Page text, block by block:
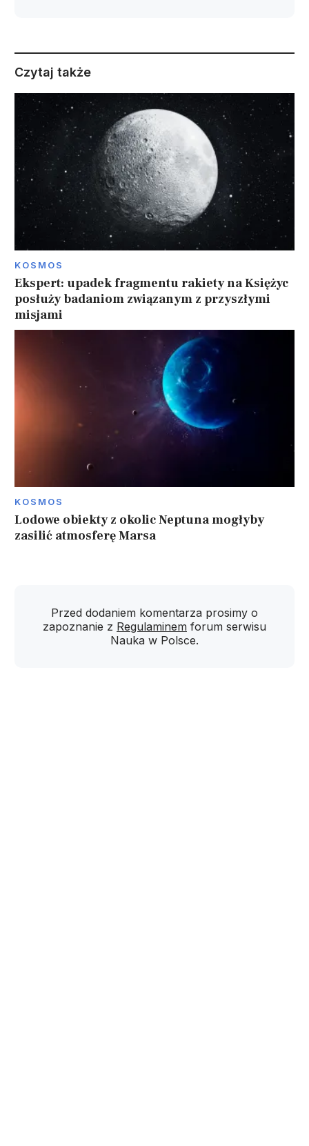
Czytaj także
KOSMOS
Ekspert: upadek fragmentu rakiety na Księżyc
posłuży badaniom związanym z przyszłymi
misjami
KOSMOS
Lodowe obiekty z okolic Neptuna mogłyby
zasilić atmosferę Marsa
Przed dodaniem komentarza prosimy o
zapoznanie z Regulaminem forum serwisu
Nauka w Polsce.